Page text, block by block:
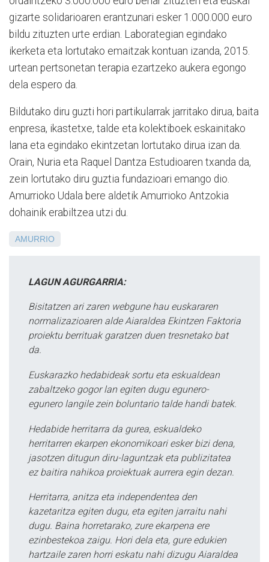
gizarte solidarioaren erantzunari esker 1.000.000 euro
bildu zituzten urte erdian. Laborategian egindako
ikerketa eta lortutako emaitzak kontuan izanda, 2015.
urtean pertsonetan terapia ezartzeko aukera egongo
dela espero da.
Bildutako diru guzti hori partikularrak jarritako dirua, baita
enpresa, ikastetxe, talde eta kolektiboek eskainitako
lana eta egindako ekintzetan lortutako dirua izan da.
Orain, Nuria eta Raquel Dantza Estudioaren txanda da,
zein lortutako diru guztia fundazioari emango dio.
Amurrioko Udala bere aldetik Amurrioko Antzokia
dohainik erabiltzea utzi du.
AMURRIO
LAGUN AGURGARRIA:
Bisitatzen ari zaren webgune hau euskararen
normalizazioaren alde Aiaraldea Ekintzen Faktoria
proiektu berrituak garatzen duen tresnetako bat
da.
Euskarazko hedabideak sortu eta eskualdean
zabaltzeko gogor lan egiten dugu egunero-
egunero langile zein boluntario talde handi batek.
Hedabide herritarra da gurea, eskualdeko
herritarren ekarpen ekonomikoari esker bizi dena,
jasotzen ditugun diru-laguntzak eta publizitatea
ez baitira nahikoa proiektuak aurrera egin dezan.
Herritarra, anitza eta independentea den
kazetaritza egiten dugu, eta egiten jarraitu nahi
dugu. Baina horretarako, zure ekarpena ere
ezinbestekoa zaigu. Hori dela eta, gure edukien
hartzaile zaren horri eskatu nahi dizugu Aiaraldea